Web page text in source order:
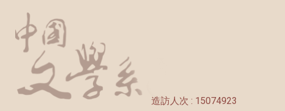
造訪人次 : 15074923